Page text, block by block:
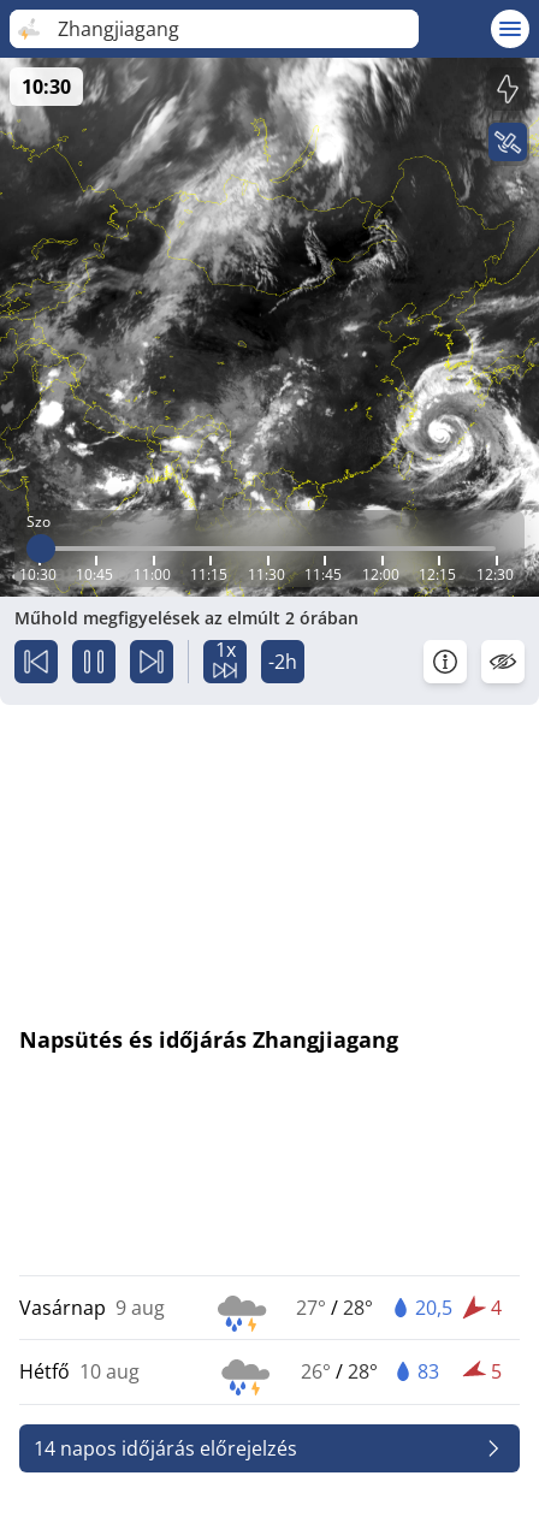
Zhangjiagang
Szo
10:30 10:45 11:00 11:15 11:30 11:45 12:00 12:15 12:30
10:30
Műhold megfigyelések az elmúlt 2 órában
1x -2h
Napsütés és időjárás Zhangjiagang
Vasárnap 9 aug 27° /28° 20,5 4
Hétfő 10 aug 26° /28° 83 5
14 napos időjárás előrejelzés